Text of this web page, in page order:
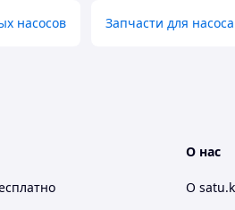
насосов Запчасти для
О нас
О